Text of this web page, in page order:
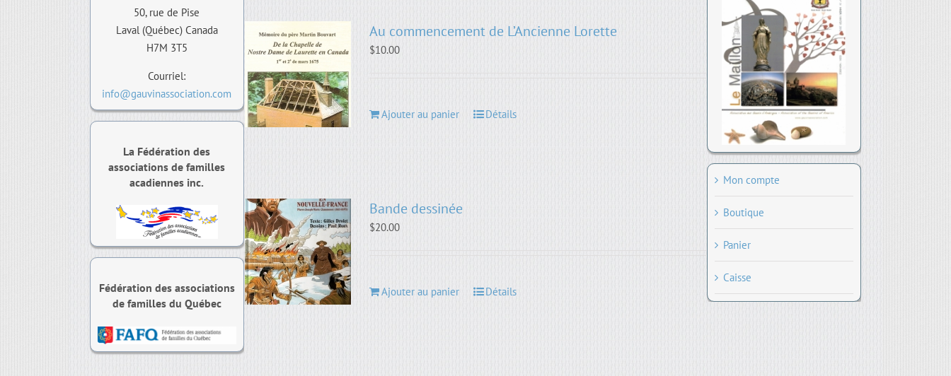
Au commencement de L’Ancienne Lorette
$10.00
Ajouter au panier Détails
Bande dessinée
$20.00
Ajouter au panier Détails
50, rue de Pise
Laval (Québec) Canada
H7M 3T5
Courriel:
info@gauvinassociation.com
La Fédération des
associations de familles
acadiennes inc.
Fédération des associations
de familles du Québec
Mon compte
Boutique
Panier
Caisse